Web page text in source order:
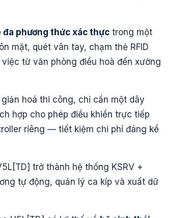
đa phương thức xác thực trong một
mặt, quét vân tay, chạm thẻ RFID
từ văn phòng điều hoà đến xưởng
hoá thi công, chỉ cần một dây
hợp cho phép điều khiển trực tiếp
riêng — tiết kiệm chi phí đáng kể
trở thành hệ thống KSRV +
tự động, quản lý ca kíp và xuất dữ